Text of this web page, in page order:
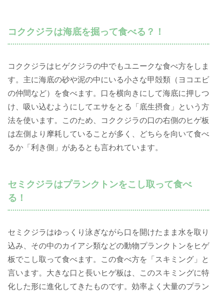
コククジラは海底を掘って食べる？！
コククジラはヒゲクジラの中でもユニークな食べ方をしま
す。主に海底の砂や泥の中にいる小さな甲殻類（ヨコエビ
の仲間など）を食べます。口を横向きにして海底に押しつ
け、吸い込むようにしてエサをとる「底生摂食」という方
法を使います。このため、コククジラの口の右側のヒゲ板
は左側より摩耗していることが多く、どちらを向いて食べ
るか「利き側」があるとも言われています。
セミクジラはプランクトンをこし取って食べ
る！
セミクジラはゆっくり泳ぎながら口を開けたまま水を取り
込み、その中のカイアシ類などの動物プランクトンをヒゲ
板でこし取って食べます。この食べ方を「スキミング」と
言います。大きな口と長いヒゲ板は、このスキミングに特
化した形に進化してきたものです。効率よく大量のプラン